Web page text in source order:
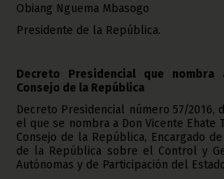
Obiang Nguema Mbasogo
Presidente de la República.
Decreto Presidencial que nombra
Consejo de la República
Decreto Presidencial número 57/2016,
el que se nombra a Don Vicente Ehate
Consejo de la República, Encargado
de la República sobre el Control y
Autónomas y de Participación del